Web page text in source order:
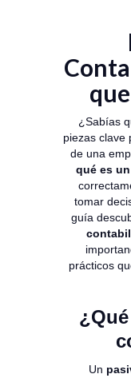
¿Sabías
piezas clave
de una
qué es
tomar
guía
prácticos
Un